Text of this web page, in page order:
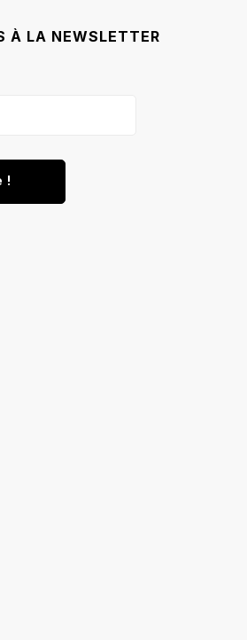
À LA NEWSLETTER